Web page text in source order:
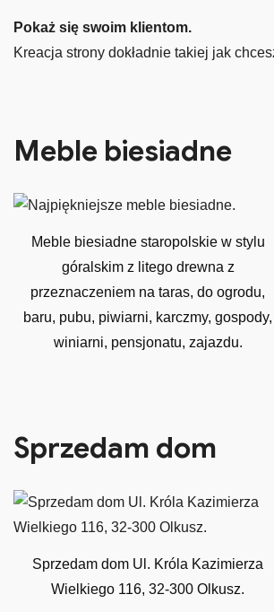
Pokaż się swoim klientom.
Kreacja strony dokładnie takiej jak
Meble biesiadne
Meble biesiadne staropolskie w stylu
góralskim z litego drewna z
przeznaczeniem na taras, do ogrodu,
baru, pubu, piwiarni, karczmy, gospody,
winiarni, pensjonatu, zajazdu.
Sprzedam dom
Sprzedam dom Ul. Króla Kazimierza
Wielkiego 116, 32-300 Olkusz.